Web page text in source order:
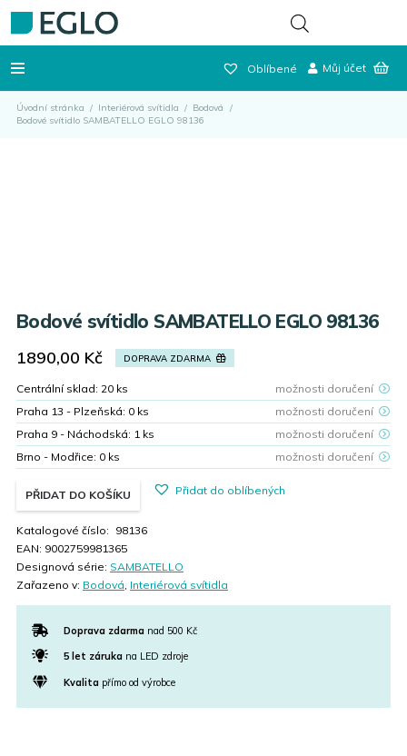
Oblíbené Můj účet
Úvodní stránka / Interiérová svítidla / Bodová
/
Bodové svítidlo SAMBATELLO EGLO 98136
Bodové svítidlo SAMBATELLO EGLO 98136
1890,00 Kč DOPRAVA ZDARMA
Centrální sklad: 20 ks
možnosti doručení
Praha 13 - Plzeňská: 0 ks
možnosti doručení
Praha 9 - Náchodská: 1 ks
možnosti doručení
Brno - Modřice: 0 ks možnosti doručení
PŘIDAT DO KOŠÍKU Přidat do oblíbených
Katalogové číslo: 98136
EAN: 9002759981365
Designová série: SAMBATELLO
Zařazeno v: Bodová Interiérová svítidla
Doprava zdarma nad 500 Kč
5 let zárukana LED zdroje
Kvalitapřímo od výrobce